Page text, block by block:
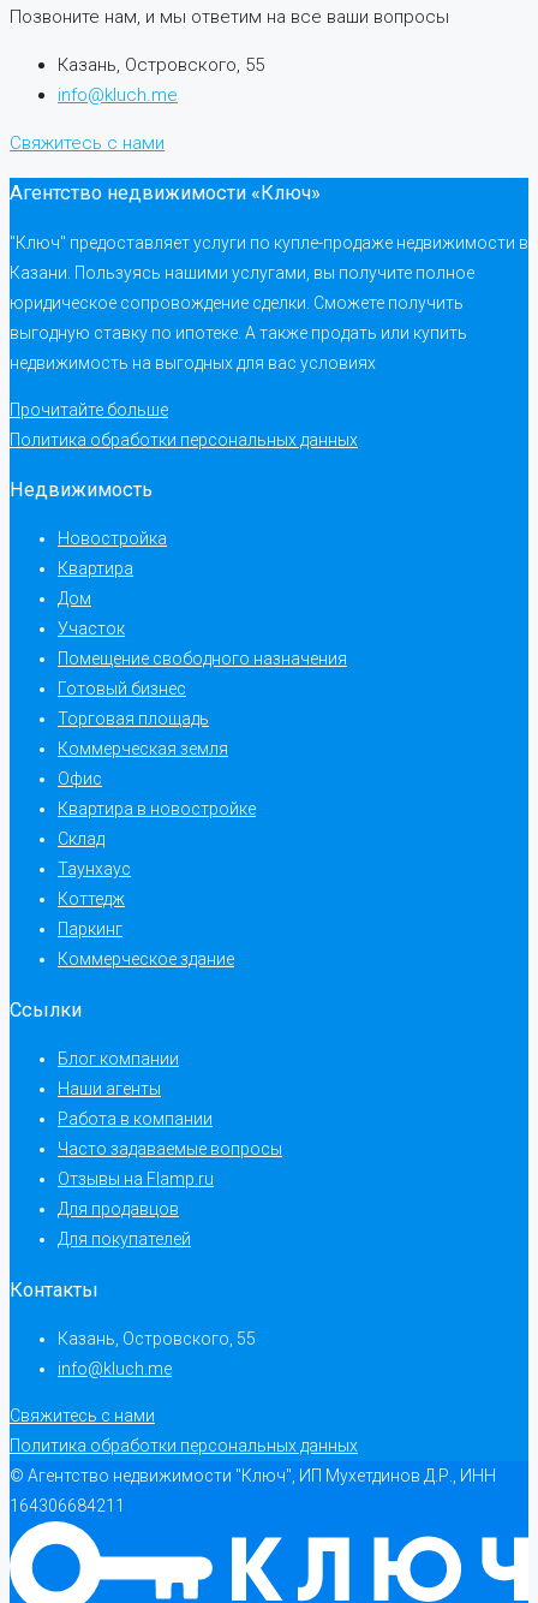
Позвоните нам, и мы ответим на все ваши вопросы
Казань, Островского, 55
info@kluch.me
Свяжитесь с нами
Агентство недвижимости «Ключ»
"Ключ" предоставляет услуги по купле-продаже недвижимости в
Казани. Пользуясь нашими услугами, вы получите полное
юридическое сопровождение сделки. Сможете получить
выгодную ставку по ипотеке. А также продать или купить
недвижимость на выгодных для вас условиях
Прочитайте больше
Политика обработки персональных данных
Недвижимость
Новостройка
Квартира
Дом
Участок
Помещение свободного назначения
Готовый бизнес
Торговая площадь
Коммерческая земля
Офис
Квартира в новостройке
Склад
Таунхаус
Коттедж
Паркинг
Коммерческое здание
Ссылки
Блог компании
Наши агенты
Работа в компании
Часто задаваемые вопросы
Отзывы на Flamp.ru
Для продавцов
Для покупателей
Контакты
Казань, Островского, 55
info@kluch.me
Свяжитесь с нами
Политика обработки персональных данных
© Агентство недвижимости "Ключ", ИП Мухетдинов Д.Р., ИНН
164306684211